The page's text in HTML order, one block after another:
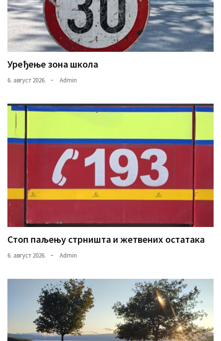
Уређење зона школа
6. август 2026. Admin
Стоп паљењу стрништа и жетвених остатака
6. август 2026. Admin